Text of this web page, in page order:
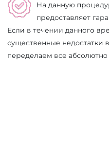
На данную
предоставляет
Если в течении данного
существенные недостатки
переделаем все абсолютно